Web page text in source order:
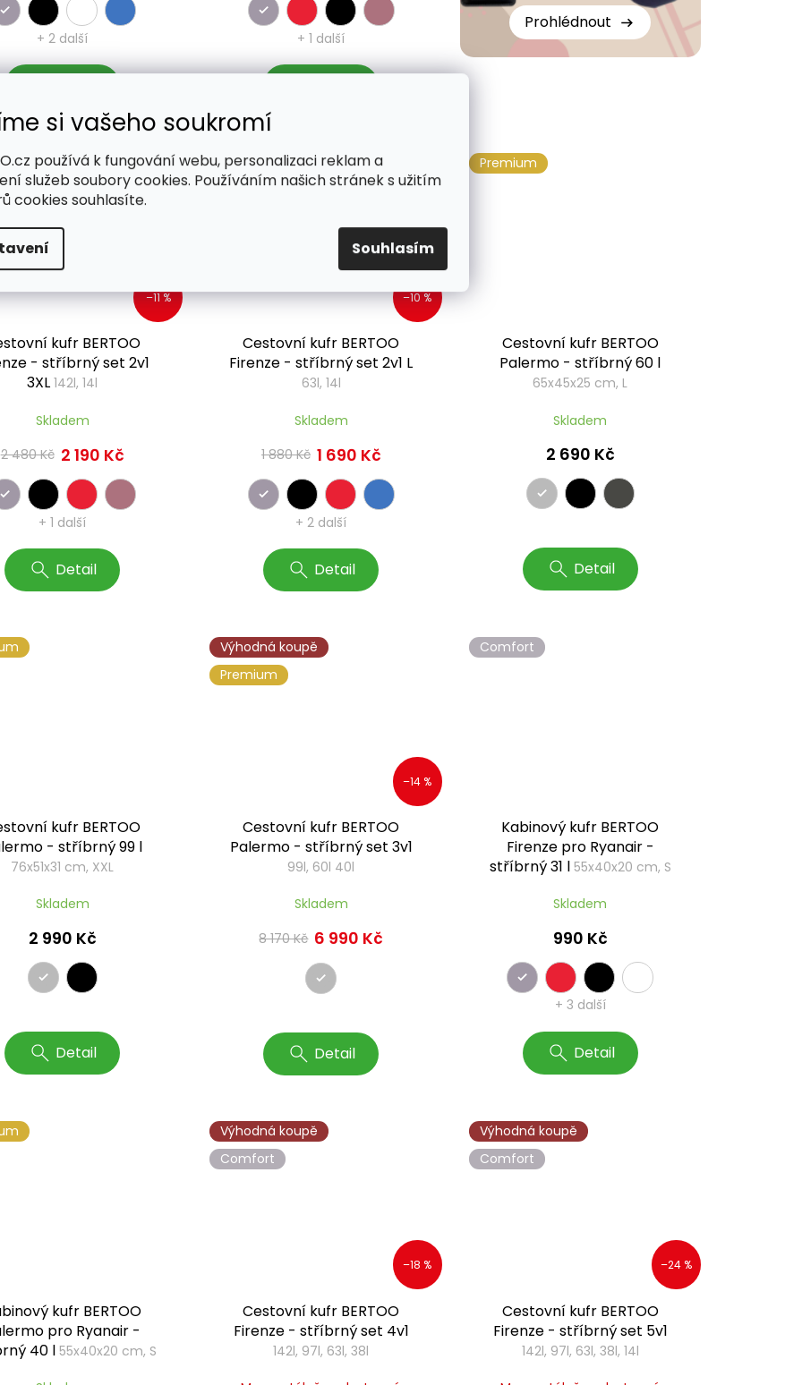
si vašeho soukromí
používá k fungování webu, personalizaci reklam a
služeb soubory cookies. Používáním našich stránek s užitím
cookies souhlasíte.
Souhlasím
+ 2 další + 1 další
Prohlédnout
koupě
–11 %
kufr BERTOO
- stříbrný set 2v1
3XL142l, 14l
Skladem
2 480 Kč 2 190 Kč
Detail
+ 1 další
Výhodná koupě
Comfort
–10 %
Cestovní kufr BERTOO
Firenze - stříbrný set 2v1 L
63l, 14l
Skladem
1 880 Kč 1 690 Kč
Detail
+ 2 další
Premium
Cestovní kufr BERTOO
Palermo - stříbrný 60 l
65x45x25 cm, L
Skladem
2 690 Kč
Detail
kufr BERTOO
- stříbrný 99 l
76x51x31 cm, XXL
Skladem
2 990 Kč
Detail
Výhodná koupě
Premium
–14 %
Cestovní kufr BERTOO
Palermo - stříbrný set 3v1
99l, 60l 40l
Skladem
8 170 Kč 6 990 Kč
Detail
Comfort
Kabinový kufr BERTOO
Firenze pro Ryanair -
stříbrný 31 l 55x40x20 cm, S
Skladem
990 Kč
Detail
+ 3 další
kufr BERTOO
pro Ryanair -
40 l55x40x20 cm, S
Výhodná koupě
Comfort
–18 %
Cestovní kufr BERTOO
Firenze - stříbrný set 4v1
142l, 97l, 63l, 38l
Výhodná koupě
Comfort
–24 %
Cestovní kufr BERTOO
Firenze - stříbrný set 5v1
142l, 97l, 63l, 38l, 14l